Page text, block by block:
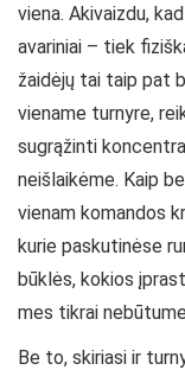
viena. Akivaizdu,
avariniai – tiek
žaidėjų tai taip pat
viename turnyre,
sugrąžinti
neišlaikėme. Kaip
vienam komandos
kurie paskutinėse
būklės, kokios
mes tikrai
Be to, skiriasi ir